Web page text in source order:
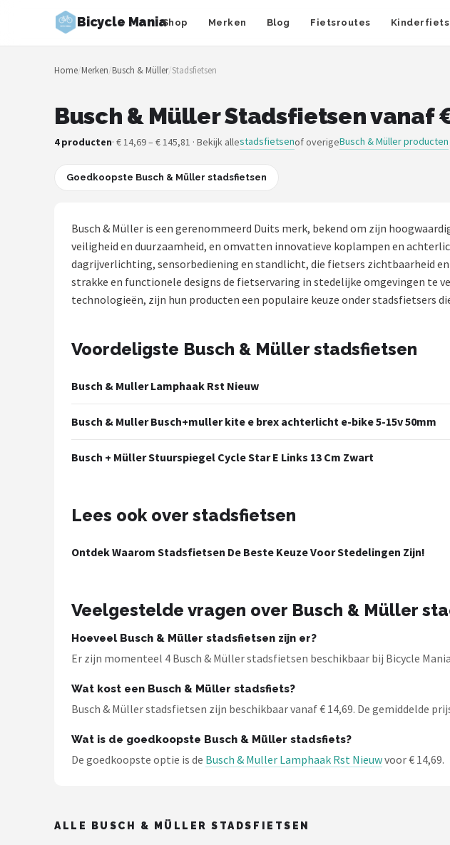
Bicycle ManiaShop Merken Blog Fietsroutes
Zoeken
NAVIGATIE
Merken
Kinderfietsen
Stadsfietsen
Mountainbikes
POPULAIRE MERKEN
BBB Cycling
Schwalbe
Shimano
Home/Merken/Busch & Müller/Stadsfietsen
Busch & Müller Stadsfietsen vanaf
4 producten· € 14,69 – € 145,81 · Bekijk allestadsfietsenof overigeBusch & Müller producten
Goedkoopste Busch & Müller stadsfietsen
Busch & Müller is een gerenommeerd Duits merk, bekend om zijn
veiligheid en duurzaamheid, en omvatten innovatieve koplampen en
dagrijverlichting, sensorbediening en standlicht, die fietsers zichtbaarheid
strakke en functionele designs de fietservaring in stedelijke omgevingen te
technologieën, zijn hun producten een populaire keuze onder stadsfietsers
Voordeligste Busch & Müller stadsfietsen
Busch & Muller Lamphaak Rst Nieuw
Busch & Muller Busch+muller kite e brex achterlicht e-bike 5-15v 50mm
Busch + Müller Stuurspiegel Cycle Star E Links 13 Cm Zwart
Lees ook over stadsfietsen
Ontdek Waarom Stadsfietsen De Beste Keuze Voor Stedelingen Zijn!
Veelgestelde vragen over Busch & Müller
Hoeveel Busch & Müller stadsfietsen zijn er?
Er zijn momenteel 4 Busch & Müller stadsfietsen beschikbaar bij Bicycle
Wat kost een Busch & Müller stadsfiets?
Busch & Müller stadsfietsen zijn beschikbaar vanaf € 14,69. De gemiddelde
Wat is de goedkoopste Busch & Müller stadsfiets?
De goedkoopste optie is de Busch & Muller Lamphaak Rst Nieuwvoor € 14,69.
ALLE BUSCH & MÜLLER STADSFIETSEN